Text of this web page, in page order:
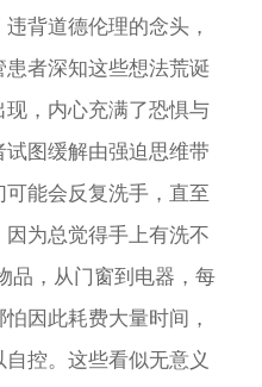
背道德伦理的念头，
者深知这些想法荒诞
，内心充满了恐惧与
图缓解由强迫思维带
能会反复洗手，直至
为总觉得手上有洗不
品，从门窗到电器，每
因此耗费大量时间，
控。这些看似无意义